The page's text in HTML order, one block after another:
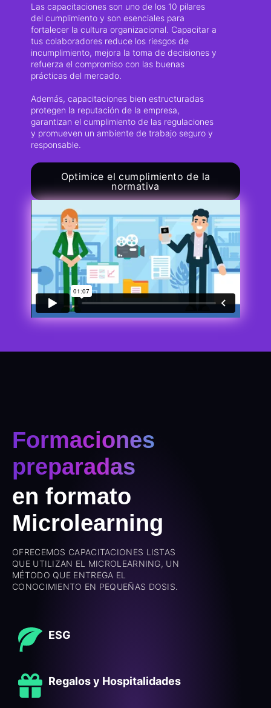
Las capacitaciones son uno de los 10 pilares
del cumplimiento y son esenciales para
fortalecer la cultura organizacional. Capacitar a
tus colaboradores reduce los riesgos de
incumplimiento, mejora la toma de decisiones y
refuerza el compromiso con las buenas
prácticas del mercado.
Además, capacitaciones bien estructuradas
protegen la reputación de la empresa,
garantizan el cumplimiento de las regulaciones
y promueven un ambiente de trabajo seguro y
responsable.
Optimice el cumplimiento de la
normativa
Formaciones
preparadas
en formato
Microlearning
OFRECEMOS CAPACITACIONES LISTAS
QUE UTILIZAN EL MICROLEARNING, UN
MÉTODO QUE ENTREGA EL
CONOCIMIENTO EN PEQUEÑAS DOSIS.
ESG
Regalos y Hospitalidades